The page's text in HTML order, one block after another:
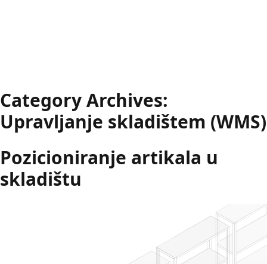
Category Archives:
Upravljanje skladištem (WMS)
Pozicioniranje artikala u
skladištu